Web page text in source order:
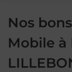
Nos
Mobile à